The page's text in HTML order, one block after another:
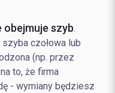
obejmuje szyb.
czołowa lub
(np. przez
to, że firma
- wymiany będziesz